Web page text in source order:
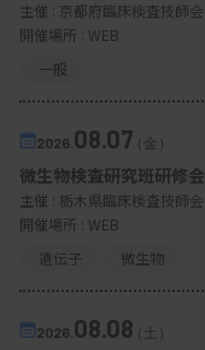
主催 : 京都府臨床検査技師会
開催場所 : WEB
一般
2026. 08.07（金）
微生物検査研究班研修会
主催 : 栃木県臨床検査技師会
開催場所 : WEB
遺伝子
微生物
2026. 08.08（土）